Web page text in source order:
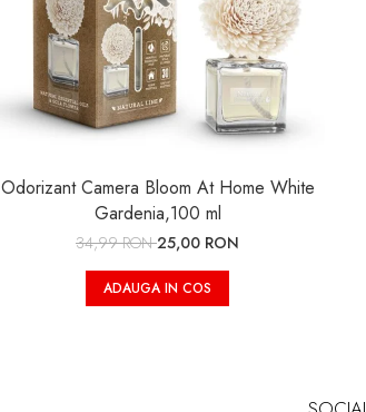
Odorizant Camera Bloom At Home White
Gardenia,100 ml
34,99 RON25,00 RON
ADAUGA IN COS